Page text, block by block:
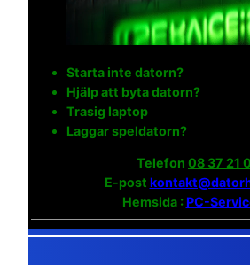
Starta inte datorn?
Hjälp att byta datorn?
Trasig laptop
Laggar speldatorn?
Telefon 08 37 21
E-post
Hemsida : PC-